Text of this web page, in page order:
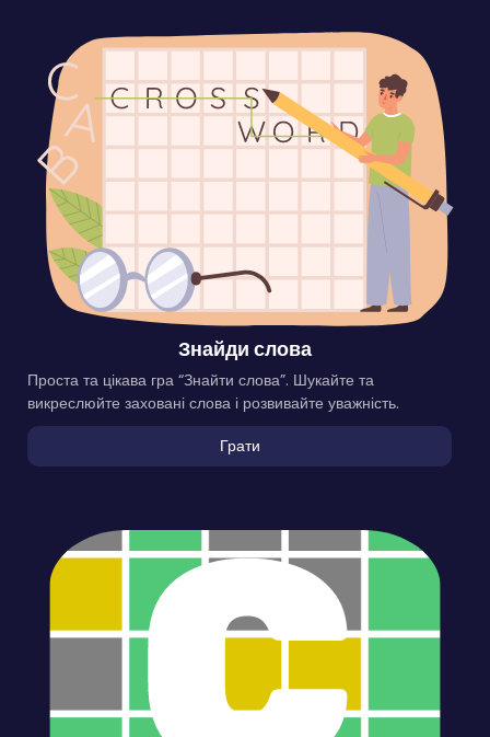
Знайди слова
Проста та цікава гра “Знайти слова”. Шукайте та
викреслюйте заховані слова і розвивайте уважність.
Грати